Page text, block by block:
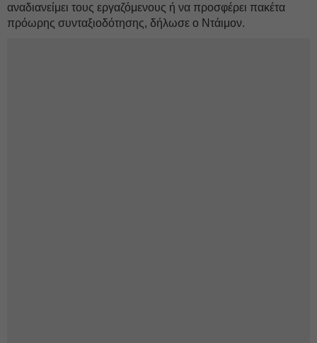
αναδιανείμει τους εργαζόμενους ή να προσφέρει πακέτα
πρόωρης συνταξιοδότησης, δήλωσε ο Ντάιμον.